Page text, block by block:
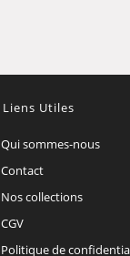
Liens Utiles
Qui sommes-nous
Contact
Nos collections
CGV
Politique de